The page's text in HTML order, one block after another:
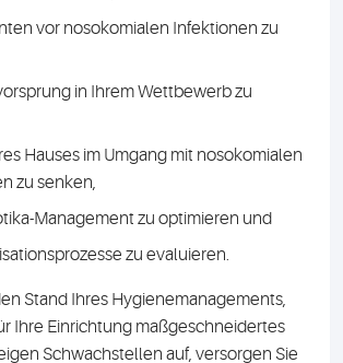
vor nosokomialen Infektionen zu
in Ihrem Wettbewerb zu
Hauses im Umgang mit nosokomialen
zu senken,
Management zu optimieren und
zu evaluieren.
Stand Ihres Hygienemanagements,
Ihre Einrichtung maßgeschneidertes
Schwachstellen auf, versorgen Sie